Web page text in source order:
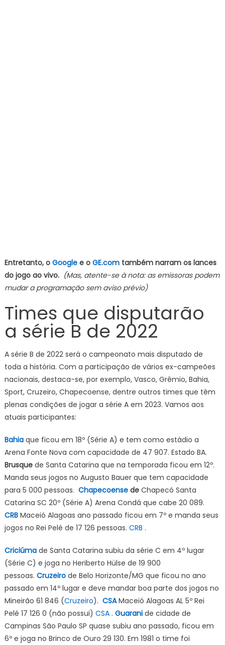
Entretanto, o Googlee o GE.comtambém narram os lances
do jogo ao vivo. (Mas, atente-se à nota: as emissoras podem
mudar a programação sem aviso prévio)
Times que disputarão
a série B de 2022
A série B de 2022 será o campeonato mais disputado de
toda a história. Com a participação de vários ex-campeões
nacionais, destaca-se, por exemplo, Vasco, Grêmio, Bahia,
Sport, Cruzeiro, Chapecoense, dentre outros times que têm
plenas condições de jogar a série A em 2023. Vamos aos
atuais participantes:
Bahiaque ficou em 18º (Série A) e tem como estádio a
Arena Fonte Nova com capacidade de 47 907. Estado BA.
Brusquede Santa Catarina que na temporada ficou em 12º.
Manda seus jogos no Augusto Bauer que tem capacidade
para 5 000 pessoas. Chapecoensede Chapecó Santa
Catarina SC 20º (Série A) Arena Condá que cabe 20 089.
CRBMaceió Alagoas ano passado ficou em 7º e manda seus
jogos no Rei Pelé de 17 126 pessoas. CRB .
Criciúmade Santa Catarina subiu da série C em 4º lugar
(Série C) e joga no Heriberto Hülse de 19 900
pessoas. Cruzeirode Belo Horizonte/MG que ficou no ano
passado em 14º lugar e deve mandar boa parte dos jogos no
Mineirão 61 846 (Cruzeiro). CSAMaceió Alagoas AL 5º Rei
Pelé 17 126 0 (não possui) CSA. Guaranide cidade de
Campinas São Paulo SP quase subiu ano passado, ficou em
6º e joga no Brinco de Ouro 29 130. Em 1981 o time foi